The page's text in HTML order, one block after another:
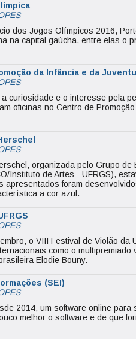
dos Jogos Olímpicos 2016,
na capital gaúcha, entre elas o
da Infância e da
curiosidade e o interesse pela
oficinas no Centro de
organizada pelo Grupo
Instituto de Artes - UFRGS),
apresentados foram
a cor azul.
o VIII Festival de Violão
como o
Elodie Bouny.
(SEI)
2014, um software online
melhor o software e de que